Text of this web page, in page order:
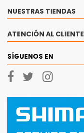
NUESTRAS TIENDAS
ATENCIÓN AL CLIENTE
SÍGUENOS EN